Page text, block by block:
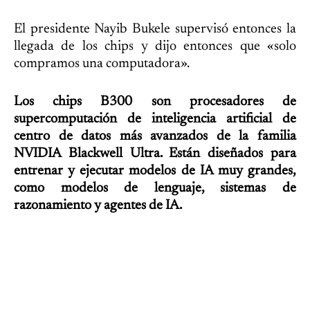
El presidente Nayib Bukele supervisó entonces la
llegada de los chips y dijo entonces que «solo
compramos una computadora».
Los chips B300 son procesadores de
supercomputación de inteligencia artificial de
centro de datos más avanzados de la familia
NVIDIA Blackwell Ultra. Están diseñados para
entrenar y ejecutar modelos de IA muy grandes,
como modelos de lenguaje, sistemas de
razonamiento y agentes de IA.